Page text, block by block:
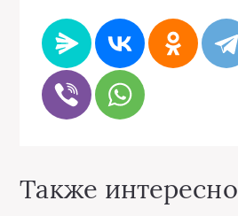
Также интересно